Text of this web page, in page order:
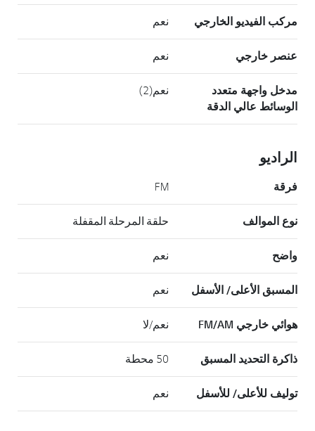
مركب الفيديو الخارجي نعم
عنصر خارجي نعم
مدخل واجهة متعدد
الوسائط عالي الدقة
نعم(2)
الراديو
فرقة FM
نوع الموالف حلقة المرحلة المقفلة
واضح نعم
المسبق الأعلى/ الأسفل نعم
هوائي خارجي FM/AM نعم/لا
ذاكرة التحديد المسبق 50 محطة
توليف للأعلى/ للأسفل نعم